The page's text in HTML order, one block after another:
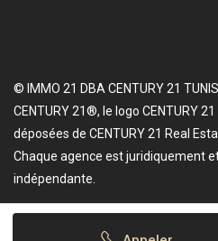
© IMMO 21 DBA CENTURY 21
CENTURY 21®, le logo CENTURY
déposées de CENTURY 21 Real
Chaque agence est juridiquement
indépendante.